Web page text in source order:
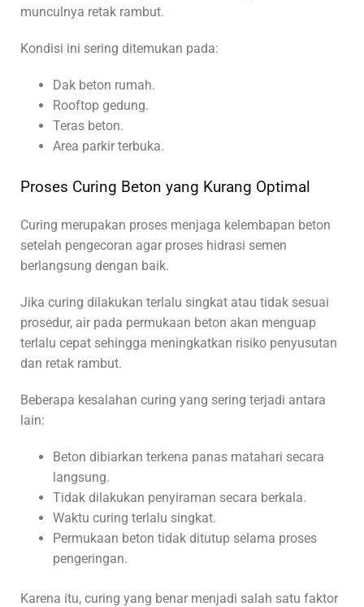
munculnya retak rambut.
Kondisi ini sering ditemukan pada:
Dak beton rumah.
Rooftop gedung.
Teras beton.
Area parkir terbuka.
Proses Curing Beton yang Kurang Optimal
Curing merupakan proses menjaga kelembapan beton
setelah pengecoran agar proses hidrasi semen
berlangsung dengan baik.
Jika curing dilakukan terlalu singkat atau tidak sesuai
prosedur, air pada permukaan beton akan menguap
terlalu cepat sehingga meningkatkan risiko penyusutan
dan retak rambut.
Beberapa kesalahan curing yang sering terjadi antara
lain:
Beton dibiarkan terkena panas matahari secara
langsung.
Tidak dilakukan penyiraman secara berkala.
Waktu curing terlalu singkat.
Permukaan beton tidak ditutup selama proses
pengeringan.
Karena itu, curing yang benar menjadi salah satu faktor